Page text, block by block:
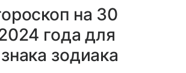
на 30
года для
зодиака